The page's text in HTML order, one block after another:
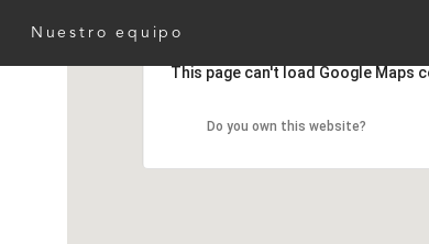
Nuestro equipo
This page can't load Google Maps
Do you own this website?